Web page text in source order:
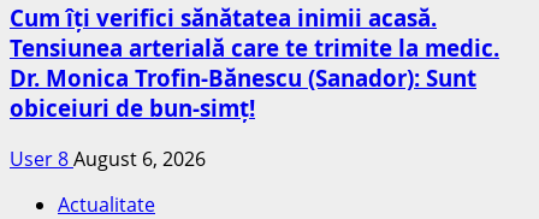
Cum îți verifici sănătatea inimii acasă.
Tensiunea arterială care te trimite la medic.
Dr. Monica Trofin-Bănescu (Sanador): Sunt
obiceiuri de bun-simț!
User 8August 6, 2026
Actualitate